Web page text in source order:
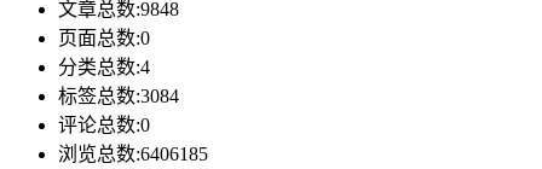
文章总数:9848
页面总数:0
分类总数:4
标签总数:3084
评论总数:0
浏览总数:6406185